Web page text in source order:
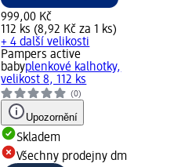
999,00 Kč
112 ks (8,92 Kč za 1 ks)
+ 4 další velikosti
Pampers active
babyplenkové kalhotky,
velikost 8, 112 ks
(0)
Upozornění
Skladem
Všechny prodejny dm